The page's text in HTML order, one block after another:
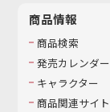
商品情報
商品検索
発売カレンダー
キャラクター
商品関連サイ